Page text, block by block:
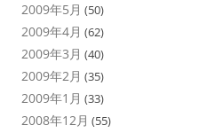
2009年5月 (50)
2009年4月 (62)
2009年3月 (40)
2009年2月 (35)
2009年1月 (33)
2008年12月 (55)